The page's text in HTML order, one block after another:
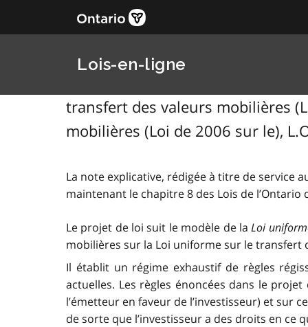
Lois-en-ligne
transfert des valeurs mobilières
mobilières (Loi de 2006 sur le),
La note explicative, rédigée à titre de service
maintenant le chapitre 8 des Lois de l’Ontario
Le projet de loi suit le modèle de laLoi
mobilières sur la Loi uniforme sur le transfert
Il établit un régime exhaustif de règles
actuelles. Les règles énoncées dans le
l’émetteur en faveur de l’investisseur) et sur
de sorte que l’investisseur a des droits en